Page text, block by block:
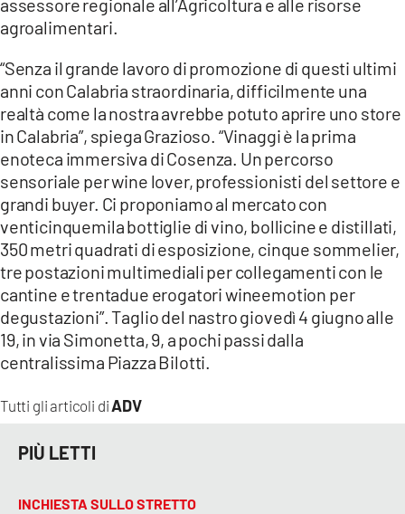
Tutti gli articoli diADV
assessore regionale all’Agricoltura e alle risorse
agroalimentari.
“Senza il grande lavoro di promozione di questi ultimi
anni con Calabria straordinaria, difficilmente una
realtà come la nostra avrebbe potuto aprire uno store
in Calabria”, spiega Grazioso. “Vinaggi è la prima
enoteca immersiva di Cosenza. Un percorso
sensoriale per wine lover, professionisti del settore e
grandi buyer. Ci proponiamo al mercato con
venticinquemila bottiglie di vino, bollicine e distillati,
350 metri quadrati di esposizione, cinque sommelier,
tre postazioni multimediali per collegamenti con le
cantine e trentadue erogatori wineemotion per
degustazioni”. Taglio del nastro giovedì 4 giugno alle
19, in via Simonetta, 9, a pochi passi dalla
centralissima Piazza Bilotti.
PIÙ LETTI
INCHIESTA SULLO STRETTO